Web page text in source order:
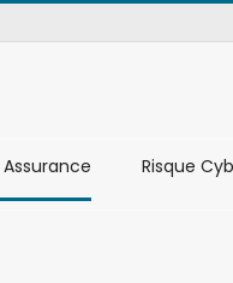
Risque